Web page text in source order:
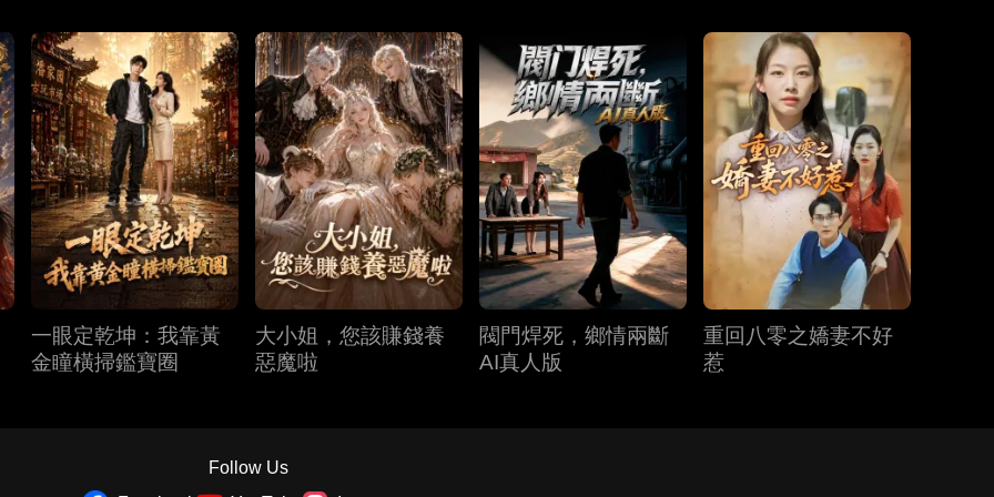
一眼定乾坤：我靠黃
金瞳橫掃鑑寶圈
大小姐，您該賺錢養
惡魔啦
閥門焊死，鄉情兩斷
AI真人版
重回八零之嬌妻不好
惹
Follow Us